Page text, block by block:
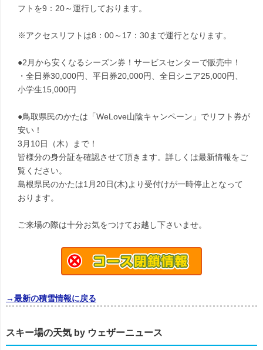
フトを9：20～運行しております。
※アクセスリフトは8：00～17：30まで運行となります。
●2月から安くなるシーズン券！サービスセンターで販売中！
・全日券30,000円、平日券20,000円、全日シニア25,000円、
小学生15,000円
●鳥取県民のかたは「WeLove山陰キャンペーン」でリフト券が
安い！
3月10日（木）まで！
皆様分の身分証を確認させて頂きます。詳しくは最新情報をご
覧ください。
島根県民のかたは1月20日(木)より受付けが一時停止となって
おります。
ご来場の際は十分お気をつけてお越し下さいませ。
→最新の積雪情報に戻る
スキー場の天気 by ウェザーニュース